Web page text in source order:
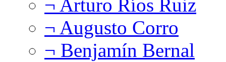
¬ Arturo Ríos Ruiz
¬ Augusto Corro
¬ Benjamín Bernal